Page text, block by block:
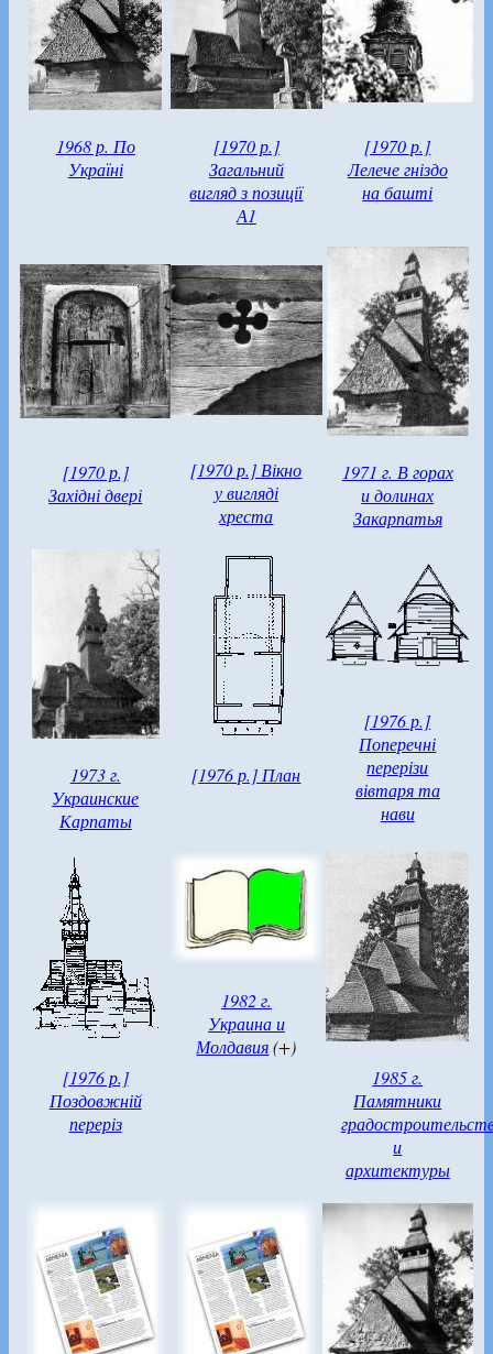
1968 р. По
Україні
[1970 р.]
Загальний
вигляд з позиції
А1
[1970 р.]
Лелече гніздо
на башті
[1970 р.]
Західні двері
[1970 р.] Вікно
у вигляді
хреста
1971 г. В горах
и долинах
Закарпатья
1973 г.
Украинские
Карпаты
[1976 р.] План
[1976 р.]
Поперечні
перерізи
вівтаря та
нави
[1976 р.]
Поздовжній
переріз
1982 г.
Украина и
Молдавия(+)
1985 г.
Памятники
и
архитектуры